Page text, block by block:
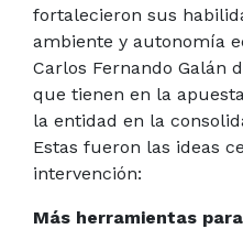
fortalecieron sus
ambiente y autonomía
Carlos Fernando Galán
que tienen en la
la entidad en la
Estas fueron las ideas
intervención:
Más herramientas